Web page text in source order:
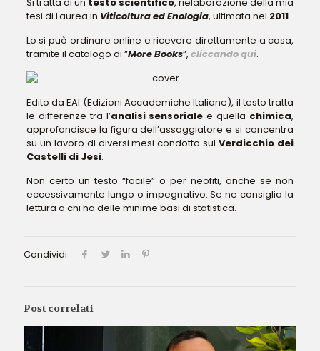
tesi di Laurea in Viticoltura ed Enologia, ultimata nel 2011.
Lo si può ordinare online e ricevere direttamente a casa,
tramite il catalogo di “More Books“, cliccando qui.
Edito da EAI (Edizioni Accademiche Italiane), il testo tratta
le differenze tra l’analisi sensoriale e quella chimica,
approfondisce la figura dell’assaggiatore e si concentra
su un lavoro di diversi mesi condotto sulVerdicchio dei
Castelli di Jesi.
Non certo un testo “facile” o per neofiti, anche se non
eccessivamente lungo o impegnativo. Se ne consiglia la
lettura a chi ha delle minime basi di statistica.
Condividi
Post correlati